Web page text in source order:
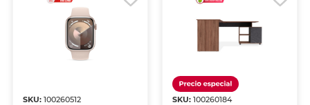
SKU:100260512
SKU: 100260184